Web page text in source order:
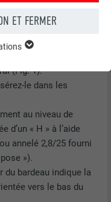
de départ
rangée peut être
(Fig. 1).
le dans les
au niveau de
d’un « H » à l’aide
annelé 2,8/25 fourni
»).
du bardeau indique la
vers le bas du
ET FERMER
que le site
votre session
aux cookies
compris) »
site Internet est utilisé.
l'expérience